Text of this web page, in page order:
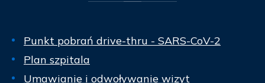
Punkt pobrań drive-thru - SARS-CoV-2
Plan szpitala
Umawianie i odwoływanie wizyt